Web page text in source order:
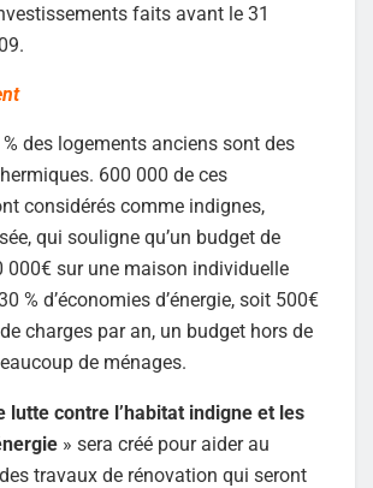
faits avant le 31
% des logements anciens sont des
600 000 de ces
considérés comme indignes,
qui souligne qu’un budget de
000€ sur une maison individuelle
% d’économies d’énergie, soit 500€
charges par an, un budget hors de
de ménages.
lutte contre l’habitat indigne et les
» sera créé pour aider au
travaux de rénovation qui seront